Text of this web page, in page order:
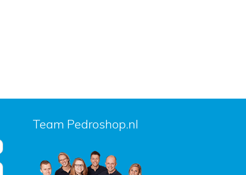
Team Pedroshop.nl